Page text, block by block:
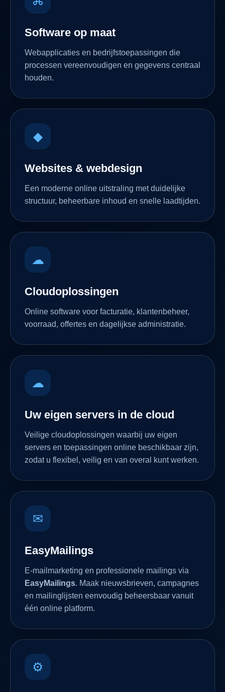
Software op maat
Webapplicaties en bedrijfstoepassingen die
processen vereenvoudigen en gegevens centraal
houden.
◆
Websites & webdesign
Een moderne online uitstraling met duidelijke
structuur, beheerbare inhoud en snelle laadtijden.
☁
Cloudoplossingen
Online software voor facturatie, klantenbeheer,
voorraad, offertes en dagelijkse administratie.
☁
Uw eigen servers in de cloud
Veilige cloudoplossingen waarbij uw eigen
servers en toepassingen online beschikbaar zijn,
zodat u flexibel, veilig en van overal kunt werken.
✉
EasyMailings
E-mailmarketing en professionele mailings via
EasyMailings. Maak nieuwsbrieven, campagnes
en mailinglijsten eenvoudig beheersbaar vanuit
één online platform.
⚙